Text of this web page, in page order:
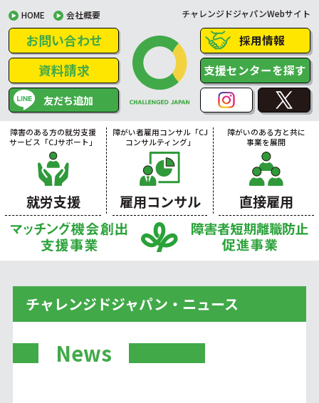
HOME 会社概要 チャレンジドジャパンWebサイト
お問い合わせ
資料請求
友だち追加
採用情報
支援センターを探す
障害のある方の就労支援
サービス「CJサポート」
就労支援
障がい者雇用コンサル「CJ
コンサルティング」
雇用コンサル
障がいのある方と共に
事業を展開
直接雇用
チャレンジドジャパン・ニュース
News